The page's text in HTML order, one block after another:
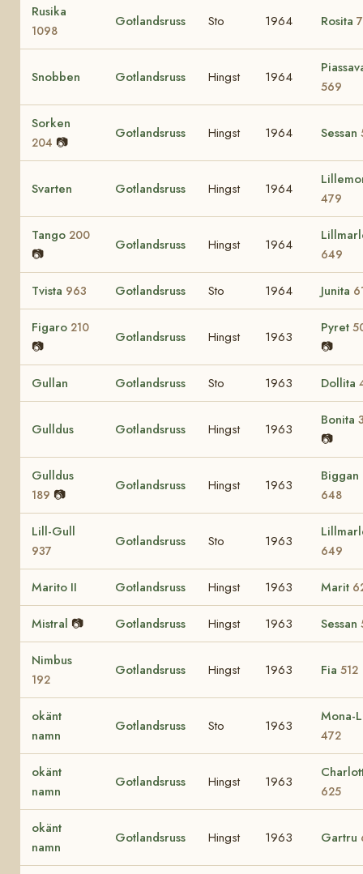
Rusika
1098
Gotlandsruss Sto 1964 Rosita
Snobben Gotlandsruss Hingst 1964
569
Sorken
204 📷
Gotlandsruss Hingst 1964 Sessan
Svarten Gotlandsruss Hingst 1964
479
Tango 200
📷
Gotlandsruss Hingst 1964
649
Tvista 963 Gotlandsruss Sto 1964 Junita
Figaro 210
📷
Gotlandsruss Hingst 1963
Pyret
📷
Gullan Gotlandsruss Sto 1963 Dollita
Gulldus Gotlandsruss Hingst 1963
Bonita
📷
Gulldus
189 📷
Gotlandsruss Hingst 1963
Biggan
648
Lill-Gull
937
Gotlandsruss Sto 1963
649
Marito II Gotlandsruss Hingst 1963 Marit
Mistral 📷 Gotlandsruss Hingst 1963 Sessan
Nimbus
192
Gotlandsruss Hingst 1963 Fia 512
okänt
namn
Gotlandsruss Sto 1963
Mona-
472
okänt
namn
Gotlandsruss Hingst 1963
625
okänt
namn
Gotlandsruss Hingst 1963 Gartru